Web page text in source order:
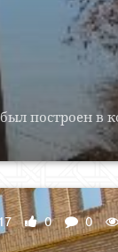
построен в
0 0